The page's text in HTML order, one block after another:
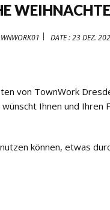
DATE :23 DEZ.
von TownWork
Ihnen und Ihren
können, etwas